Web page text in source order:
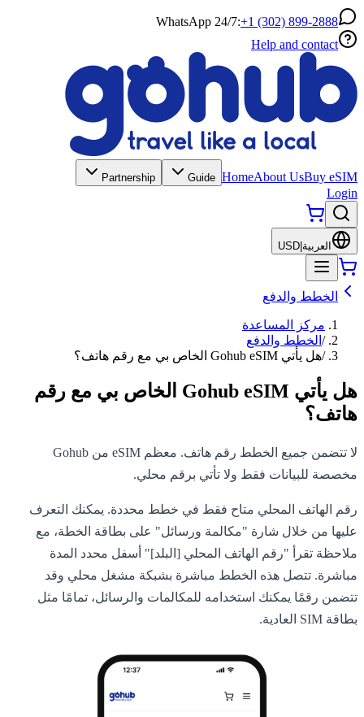
WhatsApp 24/7:+1 (302) 899-2888
Help and contact
HomeAbout UsBuy eSIM
Guide
Partnership
Login
العربية USD
الخطط والدفع
مركز المساعدة
/ الخطط والدفع
/هل يأتي Gohub eSIM الخاص بي مع رقم هاتف؟
هل يأتي Gohub eSIM الخاص بي مع رقم
هاتف؟
لا تتضمن جميع الخطط رقم هاتف. معظم eSIM من Gohub
مخصصة للبيانات فقط ولا تأتي برقم محلي.
رقم الهاتف المحلي متاح فقط في خطط محددة. يمكنك التعرف
عليها من خلال شارة "مكالمة ورسائل" على بطاقة الخطة، مع
ملاحظة تقرأ "رقم الهاتف المحلي [البلد]" أسفل محدد المدة
مباشرة. تتصل هذه الخطط مباشرة بشبكة مشغل محلي وقد
تتضمن رقمًا يمكنك استخدامه للمكالمات والرسائل، تمامًا مثل
بطاقة SIM العادية.